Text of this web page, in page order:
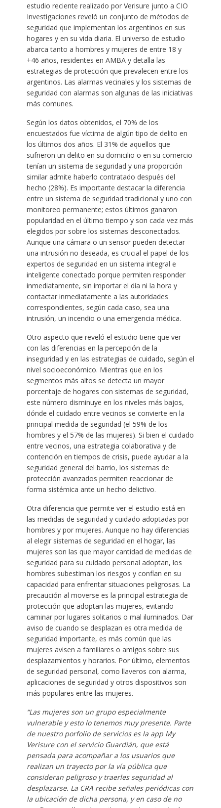
estudio reciente realizado por Verisure junto a CIO
Investigaciones reveló un conjunto de métodos de
seguridad que implementan los argentinos en sus
hogares y en su vida diaria. El universo de estudio
abarca tanto a hombres y mujeres de entre 18 y
+46 años, residentes en AMBA y detalla las
estrategias de protección que prevalecen entre los
argentinos. Las alarmas vecinales y los sistemas de
seguridad con alarmas son algunas de las iniciativas
más comunes.
Según los datos obtenidos, el 70% de los
encuestados fue víctima de algún tipo de delito en
los últimos dos años. El 31% de aquellos que
sufrieron un delito en su domicilio o en su comercio
tenían un sistema de seguridad y una proporción
similar admite haberlo contratado después del
hecho (28%). Es importante destacar la diferencia
entre un sistema de seguridad tradicional y uno con
monitoreo permanente; estos últimos ganaron
popularidad en el último tiempo y son cada vez más
elegidos por sobre los sistemas desconectados.
Aunque una cámara o un sensor pueden detectar
una intrusión no deseada, es crucial el papel de los
expertos de seguridad en un sistema integral e
inteligente conectado porque permiten responder
inmediatamente, sin importar el día ni la hora y
contactar inmediatamente a las autoridades
correspondientes, según cada caso, sea una
intrusión, un incendio o una emergencia médica.
Otro aspecto que reveló el estudio tiene que ver
con las diferencias en la percepción de la
inseguridad y en las estrategias de cuidado, según el
nivel socioeconómico. Mientras que en los
segmentos más altos se detecta un mayor
porcentaje de hogares con sistemas de seguridad,
este número disminuye en los niveles más bajos,
dónde el cuidado entre vecinos se convierte en la
principal medida de seguridad (el 59% de los
hombres y el 57% de las mujeres). Si bien el cuidado
entre vecinos, una estrategia colaborativa y de
contención en tiempos de crisis, puede ayudar a la
seguridad general del barrio, los sistemas de
protección avanzados permiten reaccionar de
forma sistémica ante un hecho delictivo.
Otra diferencia que permite ver el estudio está en
las medidas de seguridad y cuidado adoptadas por
hombres y por mujeres. Aunque no hay diferencias
al elegir sistemas de seguridad en el hogar, las
mujeres son las que mayor cantidad de medidas de
seguridad para su cuidado personal adoptan, los
hombres subestiman los riesgos y confían en su
capacidad para enfrentar situaciones peligrosas. La
precaución al moverse es la principal estrategia de
protección que adoptan las mujeres, evitando
caminar por lugares solitarios o mal iluminados. Dar
aviso de cuando se desplazan es otra medida de
seguridad importante, es más común que las
mujeres avisen a familiares o amigos sobre sus
desplazamientos y horarios. Por último, elementos
de seguridad personal, como llaveros con alarma,
aplicaciones de seguridad y otros dispositivos son
más populares entre las mujeres.
“Las mujeres son un grupo especialmente
vulnerable y esto lo tenemos muy presente. Parte
de nuestro porfolio de servicios es la app My
Verisure con el servicio Guardián, que está
pensada para acompañar a los usuarios que
realizan un trayecto por la vía pública que
consideran peligroso y traerles seguridad al
desplazarse. La CRA recibe señales periódicas con
la ubicación de dicha persona, y en caso de no